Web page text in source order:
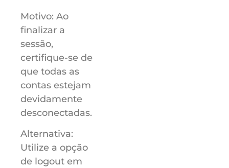
Motivo: Ao
finalizar a
sessão,
certifique-se de
que todas as
contas estejam
devidamente
desconectadas.
Alternativa:
Utilize a opção
de logout em